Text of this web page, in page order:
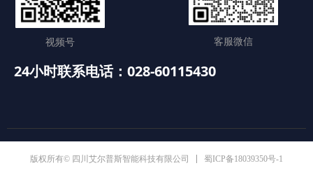
客服微信
24小时联系电话：028-60115430
视频号
版权所有© 四川艾尔普斯智能科技有限公司 蜀ICP备18039350号-1